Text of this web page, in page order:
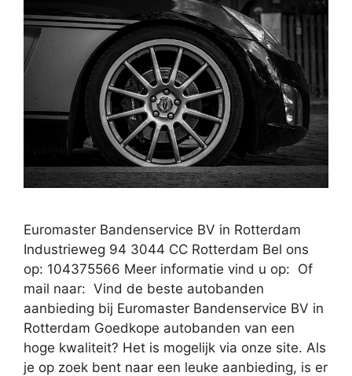
Euromaster Bandenservice BV in Rotterdam
Industrieweg 94 3044 CC Rotterdam Bel ons
op: 104375566 Meer informatie vind u op: Of
mail naar: Vind de beste autobanden
aanbieding bij Euromaster Bandenservice BV in
Rotterdam Goedkope autobanden van een
hoge kwaliteit? Het is mogelijk via onze site. Als
je op zoek bent naar een leuke aanbieding, is er